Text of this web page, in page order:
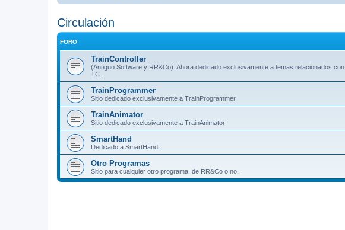
Circulación
FORO
TrainController
(Antiguo Software y RR&Co). Ahora dedicado exclusivamente a temas relacionados con
TC.
TrainProgrammer
Sitio dedicado exclusivamente a TrainProgrammer
TrainAnimator
Sitio dedicado exclusivamente a TrainAnimator
SmartHand
Dedicado a SmartHand.
Otro Programas
Sitio para cualquier otro programa, de RR&Co o no.